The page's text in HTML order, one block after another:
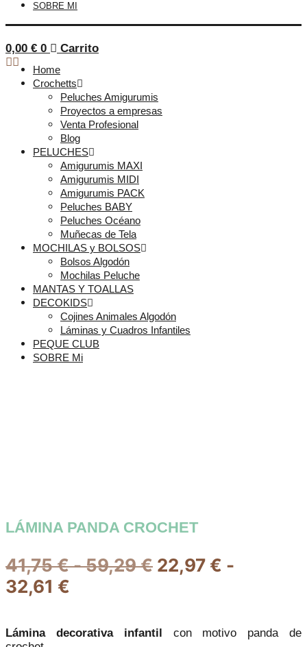
SOBRE MI
0,00 € 0 Carrito
Home
Crochetts
Peluches Amigurumis
Proyectos a empresas
Venta Profesional
Blog
PELUCHES
Amigurumis MAXI
Amigurumis MIDI
Amigurumis PACK
Peluches BABY
Peluches Océano
Muñecas de Tela
MOCHILAS y BOLSOS
Bolsos Algodón
Mochilas Peluche
MANTAS Y TOALLAS
DECOKIDS
Cojines Animales Algodón
Láminas y Cuadros Infantiles
PEQUE CLUB
SOBRE Mi
LÁMINA PANDA CROCHET
41,75€-59,29€Rango
desde
22,97 € -
32,61 €
precios:
Lámina decorativa infantil con motivo panda de